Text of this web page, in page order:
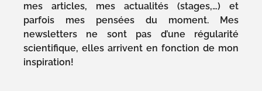
mes articles, mes actualités (stages,…) et
parfois mes pensées du moment. Mes
newsletters ne sont pas d’une régularité
scientifique, elles arrivent en fonction de mon
inspiration!